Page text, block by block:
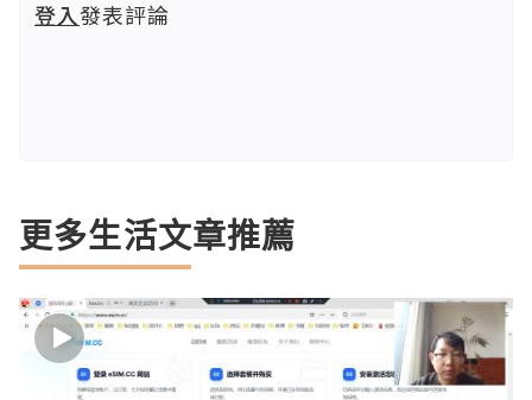
登入發表評論
更多生活文章推薦